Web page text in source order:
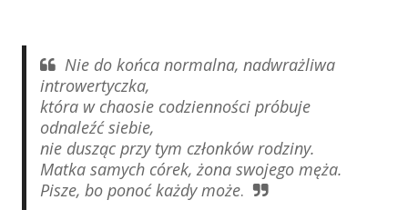
Nie do końca normalna, nadwrażliwa
introwertyczka,
która w chaosie codzienności próbuje
odnaleźć siebie,
nie dusząc przy tym członków rodziny.
Matka samych córek, żona swojego męża.
Pisze, bo ponoć każdy może.